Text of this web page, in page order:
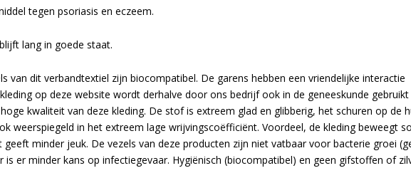
tegen psoriasis en eczeem.
lang in goede staat.
van dit verbandtextiel zijn biocompatibel. De garens hebben een vriendelijke
op deze website wordt derhalve door ons bedrijf ook in de geneeskunde
kwaliteit van deze kleding. De stof is extreem glad en glibberig, het schuren op de
weerspiegeld in het extreem lage wrijvingscoëfficiënt. Voordeel, de kleding beweegt
geeft minder jeuk. De vezels van deze producten zijn niet vatbaar voor bacterie groei
is er minder kans op infectiegevaar. Hygiënisch (biocompatibel) en geen gifstoffen of